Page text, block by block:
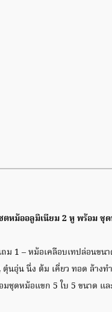
ตหม้ออลูมิเนียม 2 หู พร้อม ชุ
ม 1 – หม้อเคลือบเทปล่อนขน
นอุ่น นึ่ง ต้ม เคี่ยว ทอด ล้างท
มชุดหม้อแขก 5 ใบ 5 ขนาด แล